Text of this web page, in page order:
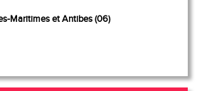
Maritimes et Antibes (06)